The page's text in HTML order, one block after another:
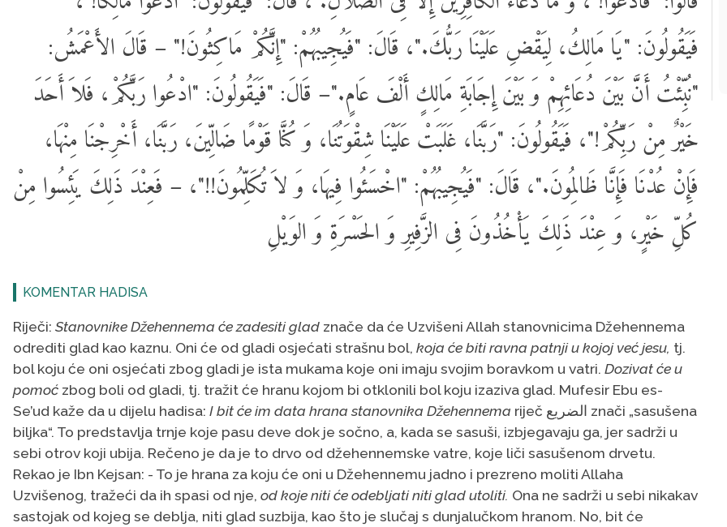
فَيَقُولُونَ: "يَا مَالِكُ، لِيَقْضِ عَلَيْنَا رَبُّكَ."، قَالَ: "فَيُجِيبُهُمْ: "إِنَّكُمْ مَاكِثُونَ!" – قَالَ الأَعْمَشُ:
"نُبِّئْتُ أَنَّّ بَيْنَ دُعَائِهِمْ وَ بَيْنَ إِجَابَةِ مَالِكٍ أَلْفَ عَامٍ."– قَالَ: "فَيَقُولُونَ: "ادْعُوا رَبَّكُمْ، فَلاَ أَحَدَ
خَيْرٌ مِنْ رَبِّكُمْ!"، فَيَقُولُونَ: "رَبَّنَا، غَلَبَتْ عَلَيْنَا شِقْوَتُنَا، وَ كُنَّا قَوْمًا ضَالِّينَ، رَبَّنَا، أَخْرِجْنَا مِنْهَا،
فَإِنْ عُدْنَا فَإِنَّا ظَالِمُونَ."، قَالَ: "فَيُجِيبُهُمْ: "اخْسَئُوا فِيهَا، وَ لاَ تُكَلِّمُونَ!!"، – فَعِنْدَ ذَلِكَ يَئِسُوا مِنْ
كُلِّ خَيْرٍ، وَ عِنْدَ ذَلِكَ يَأْخُذُونَ فِى الزَّفِيرِ وَ الحَسْرَةِ وَ الوَيْلِ
KOMENTAR HADISA
Riječi: Stanovnike Džehennema će zadesiti glad znače da će Uzvišeni Allah stanovnicima Džehennema
odrediti glad kao kaznu. Oni će od gladi osjećati strašnu bol, koja će biti ravna patnji u kojoj već jesu, tj.
bol koju će oni osjećati zbog gladi je ista mukama koje oni imaju svojim boravkom u vatri. Dozivat će u
pomoć zbog boli od gladi, tj. tražit će hranu kojom bi otklonili bol koju izaziva glad. Mufesir Ebu es-
Se’ud kaže da u dijelu hadisa: I bit će im data hrana stanovnika Džehennema riječ الضريع znači „sasušena
biljka“. To predstavlja trnje koje pasu deve dok je sočno, a, kada se sasuši, izbjegavaju ga, jer sadrži u
sebi otrov koji ubija. Rečeno je da je to drvo od džehennemske vatre, koje liči sasušenom drvetu.
Rekao je Ibn Kejsan: - To je hrana za koju će oni u Džehennemu jadno i prezreno moliti Allaha
Uzvišenog, tražeći da ih spasi od nje, od koje niti će odebljati niti glad utoliti. Ona ne sadrži u sebi nikakav
sastojak od kojeg se deblja, niti glad suzbija, kao što je slučaj s dunjalučkom hranom. No, bit će